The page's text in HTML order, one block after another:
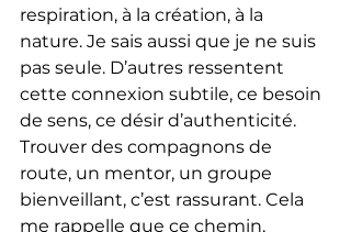
respiration, à la création, à la
nature. Je sais aussi que je ne suis
pas seule. D’autres ressentent
cette connexion subtile, ce besoin
de sens, ce désir d’authenticité.
Trouver des compagnons de
route, un mentor, un groupe
bienveillant, c’est rassurant. Cela
me rappelle que ce chemin,